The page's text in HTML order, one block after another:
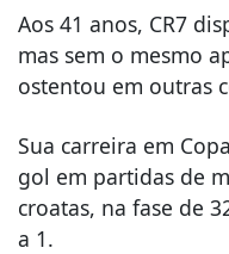
Aos 41 anos, CR7
mas sem o mesmo
ostentou em outras
Sua carreira em
gol em partidas de
croatas, na fase de
a 1.